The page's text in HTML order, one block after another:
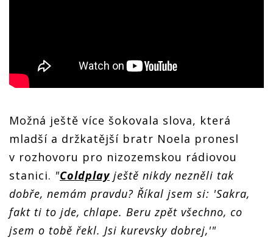
Možná ještě více šokovala slova, která
mladší a držkatější bratr Noela pronesl
v rozhovoru pro nizozemskou rádiovou
stanici. "Coldplay ještě nikdy nezněli tak
dobře, nemám pravdu? Říkal jsem si: 'Sakra,
fakt ti to jde, chlape. Beru zpět všechno, co
jsem o tobě řekl. Jsi kurevsky dobrej,'"